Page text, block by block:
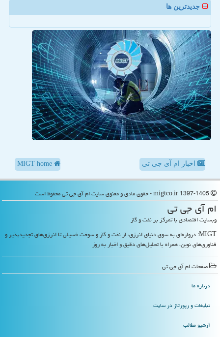
جدیدترین ها
اخبار ام آی جی تی
ام آی جی تی
وبسایت اقتصادی با تمرکز بر نفت و گاز
MIGT: دروازه‌ای به سوی دنیای انرژی، از نفت و گاز و سوخت فسیلی تا انرژی‌های تجدیدپذیر و
فناوری‌های نوین، همراه با تحلیل‌های دقیق و اخبار به روز
صفحات ام آی جی تی
درباره ما
تبلیغات و رپورتاژ در سایت
آرشیو مطالب